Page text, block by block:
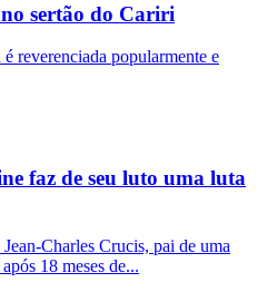
sertão do Cariri
reverenciada popularmente e
faz de seu luto uma luta
Charles Crucis, pai de uma
18 meses de...